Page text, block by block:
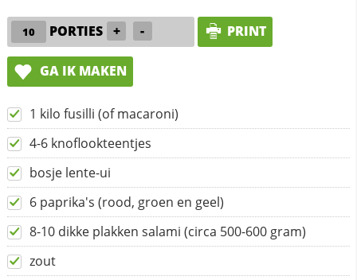
PORTIES + - PRINT
GA IK MAKEN
1 kilo fusilli (of macaroni)
4-6 knoflookteentjes
bosje lente-ui
6 paprika's (rood, groen en geel)
8-10 dikke plakken salami (circa 500-600 gram)
zout